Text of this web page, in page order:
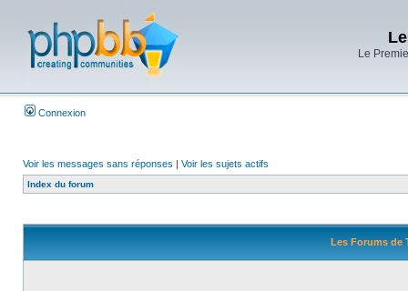
Le
Connexion
Voir les messages sans réponses | Voir les sujets actifs
Index du forum
Les Forums de